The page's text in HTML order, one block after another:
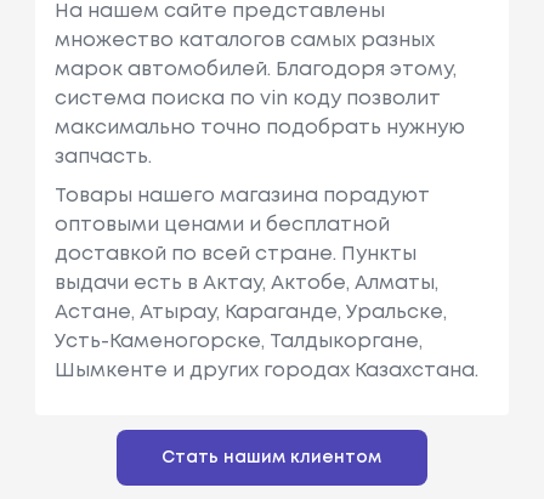
На нашем сайте представлены
множество каталогов самых разных
марок автомобилей. Благодоря этому,
система поиска по vin коду позволит
максимально точно подобрать нужную
запчасть.
Товары нашего магазина порадуют
оптовыми ценами и бесплатной
доставкой по всей стране. Пункты
выдачи есть в Актау, Актобе, Алматы,
Астане, Атырау, Караганде, Уральске,
Усть-Каменогорске, Талдыкоргане,
Шымкенте и других городах Казахстана.
Стать нашим клиентом